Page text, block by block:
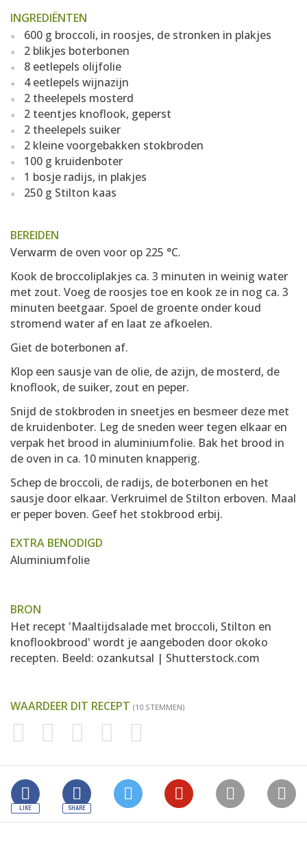
INGREDIËNTEN
600 g broccoli, in roosjes, de stronken in plakjes
2 blikjes boterbonen
8 eetlepels olijfolie
4 eetlepels wijnazijn
2 theelepels mosterd
2 teentjes knoflook, geperst
2 theelepels suiker
2 kleine voorgebakken stokbroden
100 g kruidenboter
1 bosje radijs, in plakjes
250 g Stilton kaas
BEREIDEN
Verwarm de oven voor op 225 °C.
Kook de broccoliplakjes ca. 3 minuten in weinig water
met zout. Voeg de roosjes toe en kook ze in nog ca. 3
minuten beetgaar. Spoel de groente onder koud
stromend water af en laat ze afkoelen.
Giet de boterbonen af.
Klop een sausje van de olie, de azijn, de mosterd, de
knoflook, de suiker, zout en peper.
Snijd de stokbroden in sneetjes en besmeer deze met
de kruidenboter. Leg de sneden weer tegen elkaar en
verpak het brood in aluminiumfolie. Bak het brood in
de oven in ca. 10 minuten knapperig.
Schep de broccoli, de radijs, de boterbonen en het
sausje door elkaar. Verkruimel de Stilton erboven. Maal
er peper boven. Geef het stokbrood erbij.
EXTRA BENODIGD
Aluminiumfolie
BRON
Het recept 'Maaltijdsalade met broccoli, Stilton en
knoflookbrood' wordt je aangeboden door okoko
recepten. Beeld: ozankutsal | Shutterstock.com
WAARDEER DIT RECEPT (10 STEMMEN)